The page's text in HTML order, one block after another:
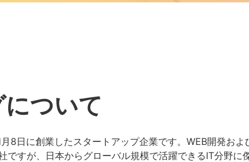
ついて
8日に創業したスタートアップ企業です。WEB開発お
ですが、日本からグローバル規模で活躍できるIT分野